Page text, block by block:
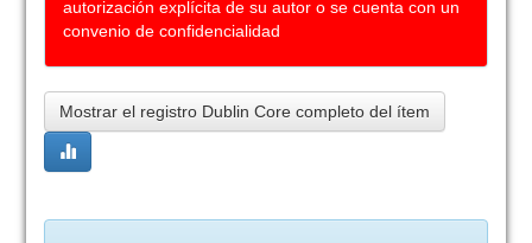
autorización explícita de su autor o se cuenta con un
convenio de confidencialidad
Mostrar el registro Dublin Core completo del ítem